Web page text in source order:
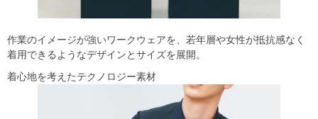
作業のイメージが強いワークウェアを、若年層や女性が抵抗感なく
着用できるようなデザインとサイズを展開。
着心地を考えたテクノロジー素材